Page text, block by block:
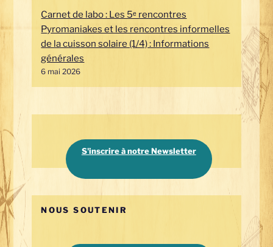
Carnet de labo : Les 5ᵉ rencontres
Pyromaniakes et les rencontres informelles
de la cuisson solaire (1/4) : Informations
générales
6 mai 2026
S'inscrire à notre Newsletter
NOUS SOUTENIR